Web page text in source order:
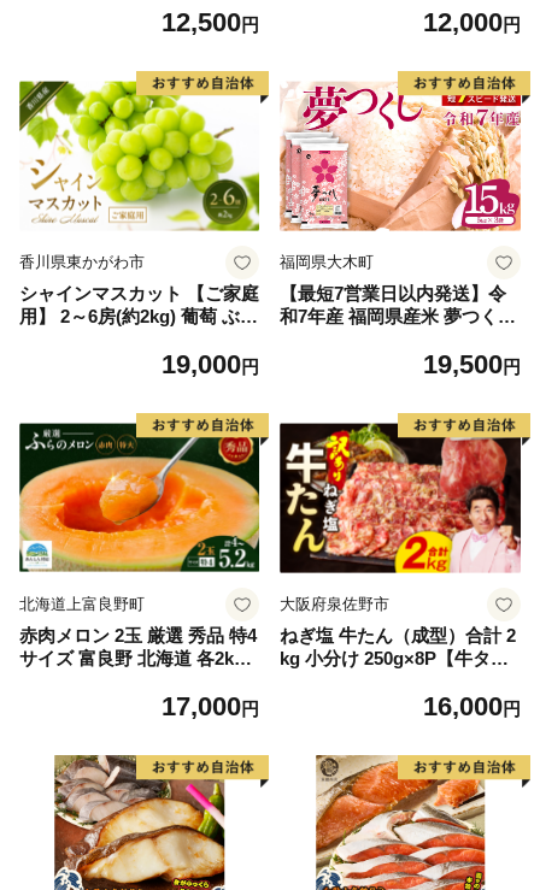
格外 不揃い さけ サケ 鮭切身
切り身 魚 わけあり
12,500円
毛和牛 ブランド牛 九州 ハン
(H083106)
12,000円
香川県東かがわ市
シャインマスカット 【ご家庭
用】 2～6房(約2kg) 葡萄 ぶど
もの 果実 旬の果物 旬のフル
19,000円
福岡県大木町
【最短7営業日以内発送】令
和7年産 福岡県産米 夢つくし
19,500円
北海道上富良野町
赤肉メロン 2玉 厳選 秀品 特4
サイズ 富良野 北海道 各2kg
富良野 メロン めろん 果物 く
17,000円
大阪府泉佐野市
ねぎ塩 牛たん（成型）合計 2
kg 小分け 250g×8P【牛タン
16,000円